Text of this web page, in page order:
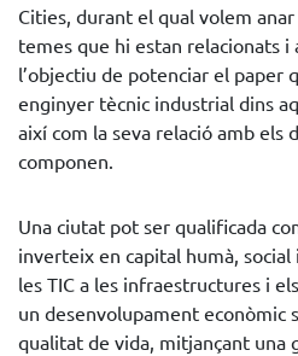
Cities, durant el qual volem
temes que hi estan relacionats
l’objectiu de potenciar el paper
enginyer tècnic industrial dins
així com la seva relació amb els
componen.
Una ciutat pot ser qualificada
inverteix en capital humà,
les TIC a les infraestructures i
un desenvolupament econòmic
qualitat de vida, mitjançant una